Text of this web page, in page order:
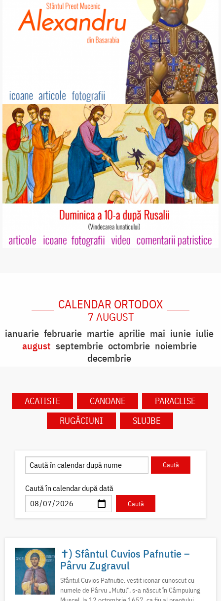
CALENDAR ORTODOX
7 AUGUST
ianuarie februarie martie aprilie mai iunie iulie
august septembrie octombrie noiembrie
decembrie
ACATISTE CANOANE
PARACLISE
RUGĂCIUNI
SLUJBE
Caută în calendar după dată
✝) Sfântul Cuvios Pafnutie –
Pârvu Zugravul
Sfântul Cuvios Pafnutie, vestit iconar cunoscut cu
numele de Pârvu „Mutul”, s-a născut în Câmpulung